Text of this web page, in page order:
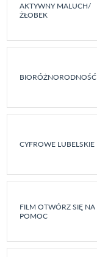
AKTYWNY MALUCH/
ŻŁOBEK
BIORÓŻNORODNOŚĆ
CYFROWE LUBELSKIE
FILM OTWÓRZ SIĘ NA
POMOC